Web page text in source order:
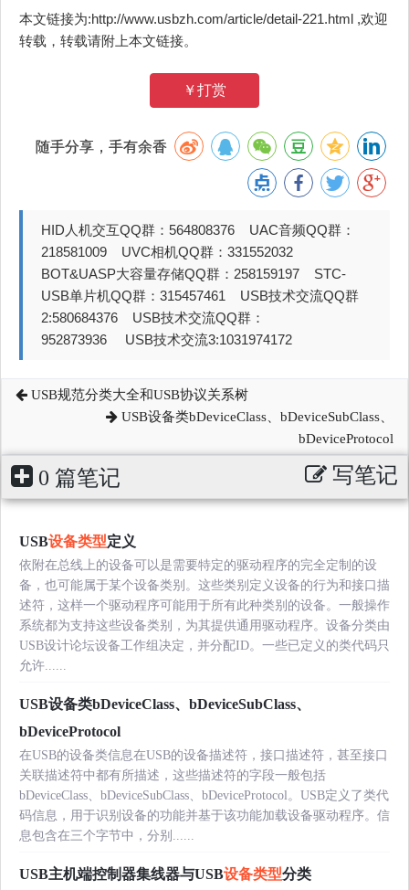
本文链接为:http://www.usbzh.com/article/detail-221.html ,欢迎
转载，转载请附上本文链接。
￥打赏
随手分享，手有余香
HID人机交互QQ群：564808376 UAC音频QQ群：
218581009 UVC相机QQ群：331552032
BOT&UASP大容量存储QQ群：258159197 STC-
USB单片机QQ群：315457461 USB技术交流QQ群
2:580684376 USB技术交流QQ群：
952873936 USB技术交流3:1031974172
USB规范分类大全和USB协议关系树
USB设备类bDeviceClass、bDeviceSubClass、
bDeviceProtocol
0 篇笔记 写笔记
USB设备类型定义
依附在总线上的设备可以是需要特定的驱动程序的完全定制的设
备，也可能属于某个设备类别。这些类别定义设备的行为和接口描
述符，这样一个驱动程序可能用于所有此种类别的设备。一般操作
系统都为支持这些设备类别，为其提供通用驱动程序。设备分类由
USB设计论坛设备工作组决定，并分配ID。一些已定义的类代码只
允许......
USB设备类bDeviceClass、bDeviceSubClass、
bDeviceProtocol
在USB的设备类信息在USB的设备描述符，接口描述符，甚至接口
关联描述符中都有所描述，这些描述符的字段一般包括
bDeviceClass、bDeviceSubClass、bDeviceProtocol。USB定义了类代
码信息，用于识别设备的功能并基于该功能加载设备驱动程序。信
息包含在三个字节中，分别......
USB主机端控制器集线器与USB设备类型分类